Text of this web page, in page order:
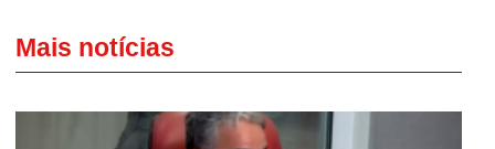
Mais notícias